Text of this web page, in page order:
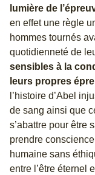
lumière de
en effet une règle
hommes tournés
quotidienneté de
sensibles à la
leurs propres
l’histoire d’Abel
de sang ainsi que
s’abattre pour être
prendre
humaine sans
entre l’être éternel